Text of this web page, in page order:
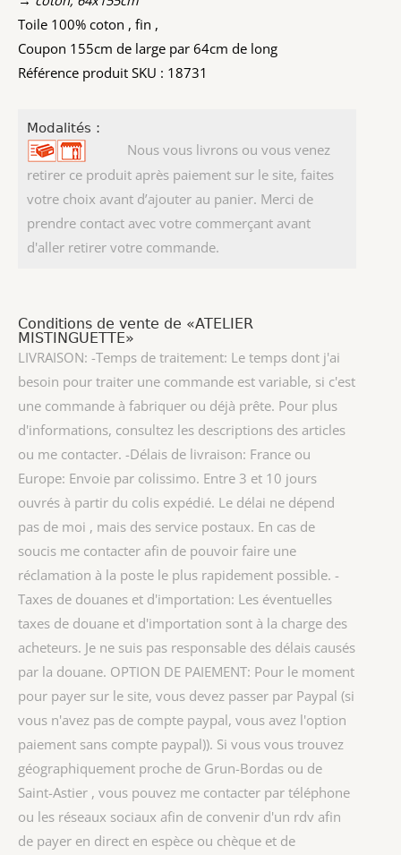
Toile 100% coton , fin ,
Coupon 155cm de large par 64cm de long
Référence produit SKU : 18731
Modalités :
Nous vous livrons ou vous venez
retirer ce produit après paiement sur le site, faites
votre choix avant d’ajouter au panier. Merci de
prendre contact avec votre commerçant avant
d'aller retirer votre commande.
Conditions de vente de «ATELIER
MISTINGUETTE»
LIVRAISON: -Temps de traitement: Le temps dont j'ai
besoin pour traiter une commande est variable, si c'est
une commande à fabriquer ou déjà prête. Pour plus
d'informations, consultez les descriptions des articles
ou me contacter. -Délais de livraison: France ou
Europe: Envoie par colissimo. Entre 3 et 10 jours
ouvrés à partir du colis expédié. Le délai ne dépend
pas de moi , mais des service postaux. En cas de
soucis me contacter afin de pouvoir faire une
réclamation à la poste le plus rapidement possible. -
Taxes de douanes et d'importation: Les éventuelles
taxes de douane et d'importation sont à la charge des
acheteurs. Je ne suis pas responsable des délais causés
par la douane. OPTION DE PAIEMENT: Pour le moment
pour payer sur le site, vous devez passer par Paypal (si
vous n'avez pas de compte paypal, vous avez l'option
paiement sans compte paypal)). Si vous vous trouvez
géographiquement proche de Grun-Bordas ou de
Saint-Astier , vous pouvez me contacter par téléphone
ou les réseaux sociaux afin de convenir d'un rdv afin
de payer en direct en espèce ou chèque et de